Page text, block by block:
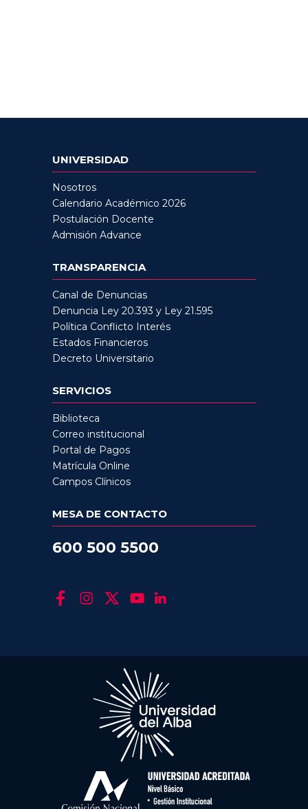
UNIVERSIDAD
Nosotros
Calendario Académico 2026
Postulación Docente
Admisión Advance
TRANSPARENCIA
Canal de Denuncias
Denuncia Ley 20.393 y Ley 21.595
Política Conflicto Interés
Estados Financieros
Decreto Universitario
SERVICIOS
Biblioteca
Correo institucional
Portal de Pagos
Matrícula Online
Campos Clínicos
MESA DE CONTACTO
600 500 5500